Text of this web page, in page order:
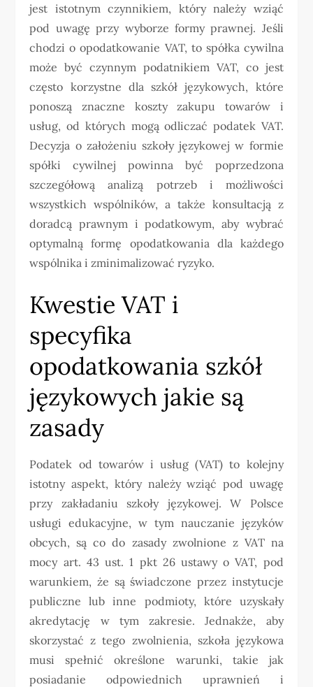
jest istotnym czynnikiem, który należy wziąć
pod uwagę przy wyborze formy prawnej. Jeśli
chodzi o opodatkowanie VAT, to spółka cywilna
może być czynnym podatnikiem VAT, co jest
często korzystne dla szkół językowych, które
ponoszą znaczne koszty zakupu towarów i
usług, od których mogą odliczać podatek VAT.
Decyzja o założeniu szkoły językowej w formie
spółki cywilnej powinna być poprzedzona
szczegółową analizą potrzeb i możliwości
wszystkich wspólników, a także konsultacją z
doradcą prawnym i podatkowym, aby wybrać
optymalną formę opodatkowania dla każdego
wspólnika i zminimalizować ryzyko.
Kwestie VAT i
specyfika
opodatkowania szkół
językowych jakie są
zasady
Podatek od towarów i usług (VAT) to kolejny
istotny aspekt, który należy wziąć pod uwagę
przy zakładaniu szkoły językowej. W Polsce
usługi edukacyjne, w tym nauczanie języków
obcych, są co do zasady zwolnione z VAT na
mocy art. 43 ust. 1 pkt 26 ustawy o VAT, pod
warunkiem, że są świadczone przez instytucje
publiczne lub inne podmioty, które uzyskały
akredytację w tym zakresie. Jednakże, aby
skorzystać z tego zwolnienia, szkoła językowa
musi spełnić określone warunki, takie jak
posiadanie odpowiednich uprawnień i